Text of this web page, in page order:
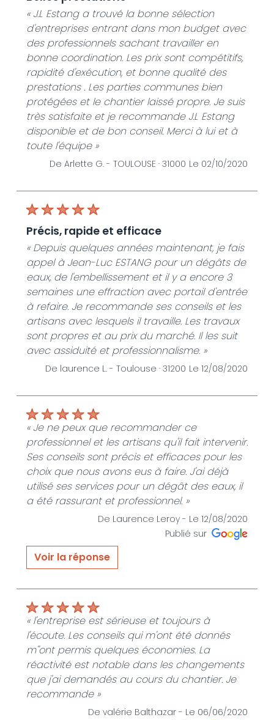
« J.L Estang a trouvé la bonne sélection
d'entreprises entrant dans mon budget avec
des professionnels sachant travailler en
bonne coordination. Les prix sont compétitifs,
rapidité d'exécution, et bonne qualité des
prestations . Les parties communes bien
protégées et le chantier laissé propre. Je suis
très satisfaite et je recommande J.L Estang
disponible et de bon conseil. Merci à lui et à
toute l'équipe »
De Arlette G. - TOULOUSE · 31000 Le 02/10/2020
précis, rapide et efficace
« Depuis quelques années maintenant, je fais
appel à Jean-Luc ESTANG pour un dégâts de
eaux, de l'embellissement et il y a encore 3
semaines une effraction avec portail d'entrée
à refaire. Je recommande ses conseils et les
artisans avec lesquels il travaille. Les travaux
sont propres et au prix du marché. Il les suit
avec assiduité et professionnalisme. »
De laurence L. - Toulouse · 31200 Le 12/08/2020
« Je ne peux que recommander ce
professionnel et les artisans qu'il fait intervenir.
Ses conseils sont précis et efficaces pour les
choix que nous avons eus à faire. J'ai déjà
utilisé ses services pour un dégât des eaux, il
a été rassurant et professionnel. »
De Laurence Leroy - Le 12/08/2020
Publié sur
Voir la réponse
votre temps pour transmettre votre avis
.C'est toujours un plaisir de voir que notre
travail a été apprécié." »
De JLE SERVICES HABITAT - Le 13/08/2020
« l'entreprise est sérieuse et toujours à
l'écoute. Les conseils qui m'ont été donnés
m''ont permis quelques économies. La
réactivité est notable dans les changements
que j'ai demandés au cours du chantier. Je
recommande »
De valérie Balthazar - Le 06/06/2020